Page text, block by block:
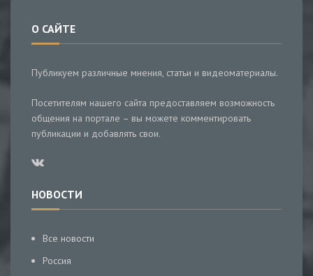
О САЙТЕ
Публикуем различные мнения, статьи и видеоматериалы.
Посетителям нашего сайта предоставляем возможность
общения на портале – вы можете комментировать
публикации и добавлять свои.
НОВОСТИ
Все новости
Россия